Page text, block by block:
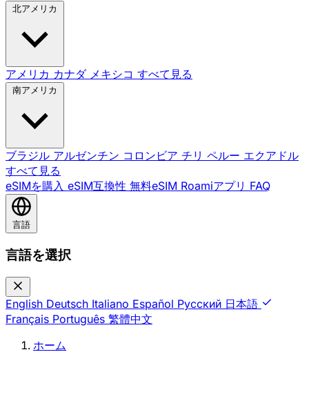
北アメリカ
アメリカ カナダ メキシコ すべて見る
南アメリカ
ブラジル アルゼンチン コロンビア チリ ペルー エクアドル
すべて見る
eSIMを購入 eSIM互換性 無料eSIM Roamiアプリ FAQ
言語
言語を選択
English Deutsch Italiano Español Русский 日本語
Français Português 繁體中文
ホーム